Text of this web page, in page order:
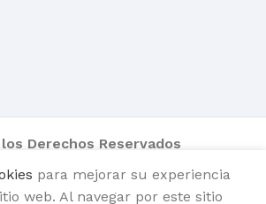
Derechos Reservados
para mejorar su experiencia
web. Al navegar por este sitio